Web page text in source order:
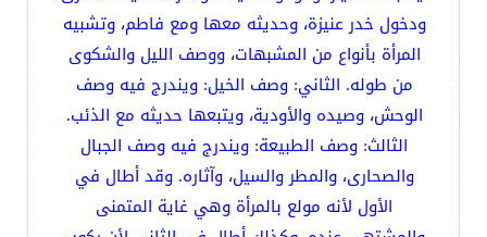
ودخول خدر عنيزة، وحديثه معها ومع فاطم، وتشبيه
المرأة بأنواع من المشبهات، ووصف الليل والشكوى
من طوله. الثاني: وصف الخيل: ويندرج فيه وصف
الوحش، وصيده والأودية، ويتبعها حديثه مع الذئب.
الثالث: وصف الطبيعة: ويندرج فيه وصف الجبال
والصحارى، والمطر والسيل، وآثاره. وقد أطال في
الأول لأنه مولع بالمرأة وهي غاية المتمنى